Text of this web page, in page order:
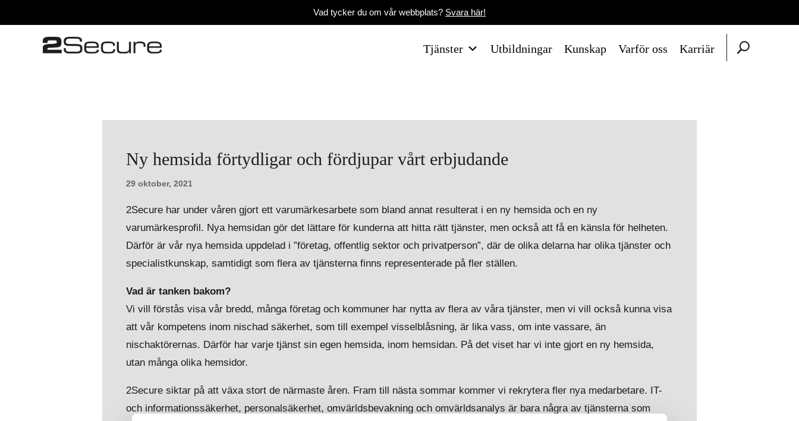
Vad tycker du om vår webbplats? Svara här!
Tjänster Utbildningar Kunskap Varför oss Karriär
Ny hemsida förtydligar och fördjupar vårt erbjudande
29 oktober, 2021
2Secure har under våren gjort ett varumärkesarbete som bland annat resulterat i en ny hemsida och en ny
varumärkesprofil. Nya hemsidan gör det lättare för kunderna att hitta rätt tjänster, men också att få en känsla för helheten.
Därför är vår nya hemsida uppdelad i ”företag, offentlig sektor och privatperson”, där de olika delarna har olika tjänster och
specialistkunskap, samtidigt som flera av tjänsterna finns representerade på fler ställen.
Vad är tanken bakom?
Vi vill förstås visa vår bredd, många företag och kommuner har nytta av flera av våra tjänster, men vi vill också kunna visa
att vår kompetens inom nischad säkerhet, som till exempel visselblåsning, är lika vass, om inte vassare, än
nischaktörernas. Därför har varje tjänst sin egen hemsida, inom hemsidan. På det viset har vi inte gjort en ny hemsida,
utan många olika hemsidor.
2Secure siktar på att växa stort de närmaste åren. Fram till nästa sommar kommer vi rekrytera fler nya medarbetare. IT-
och informationssäkerhet, personalsäkerhet, omvärldsbevakning och omvärldsanalys är bara några av tjänsterna som